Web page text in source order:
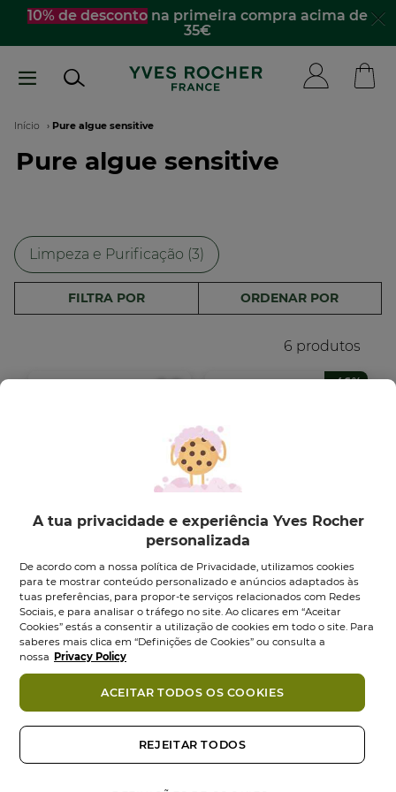
Passar
conteúdo
de descontona primeira compra acima de
☀️
Navegação
estrutural
Início Pure algue sensitive
Pure algue sensitive
Limpeza e Purificação (3)
FILTRA POR ORDENAR POR
6 produtos
Sensitive Água
Micelar...
Frasco 400 ml
4.1 (229)
4.1
em
5
análises
14,95 €
Adicionar
Summer Skin Duo |
Limpa, Apazigua &...
Conjunto
0.0 (0)
0.0
em
5
-46%
Adicionar
-13% NOVO
A tua privacidade e experiência Yves Rocher
personalizada
De acordo com a nossa política de Privacidade, utilizamos cookies
para te mostrar conteúdo personalizado e anúncios adaptados às
tuas preferências, para propor-te serviços relacionados com Redes
Sociais, e para analisar o tráfego no site. Ao clicares em “Aceitar
Cookies” estás a consentir a utilização de cookies em todo o site. Para
saberes mais clica em “Definições de Cookies” ou consulta a
nossa Privacy Policy
REJEITAR TODOS
ACEITAR TODOS OS COOKIES